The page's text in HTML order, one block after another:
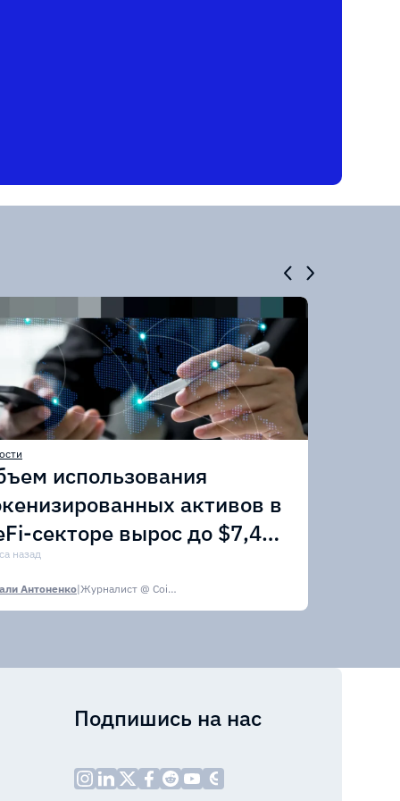
использования
активов в
секторе вырос до $7,4
назад
Антоненко| Журналист @ CoinsPaid Media
Подпишись на нас